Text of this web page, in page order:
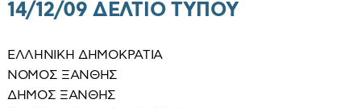
14/12/09 ΔΕΛΤΙΟ ΤΥΠΟΥ
ΕΛΛΗΝΙΚΗ ΔΗΜΟΚΡΑΤΙΑ
ΝΟΜΟΣ ΞΑΝΘΗΣ
ΔΗΜΟΣ ΞΑΝΘΗΣ